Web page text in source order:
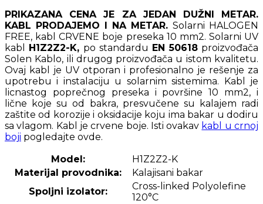
PRIKAZANA CENA JE ZA JEDAN DUŽNI METAR.
KABL PRODAJEMO I NA METAR. Solarni HALOGEN
FREE, kabl CRVENE boje preseka 10 mm2. Solarni UV
kabl H1Z2Z2-K, po standardu EN 50618 proizvođača
Solen Kablo, ili drugog proizvođača u istom kvalitetu.
Ovaj kabl je UV otporan i profesionalno je rešenje za
upotrebu i instalaciju u solarnim sistemima. Kabl je
licnastog poprečnog preseka i površine 10 mm2, i
lične koje su od bakra, presvučene su kalajem radi
zaštite od korozije i oksidacije koju ima bakar u dodiru
sa vlagom. Kabl je crvene boje. Isti ovakav kabl u crnoj
boji pogledajte ovde.
Model:
H1Z2Z2-K
Materijal provodnika:
Kalajisani bakar
Spoljni izolator:
Cross-linked Polyolefine
120°C